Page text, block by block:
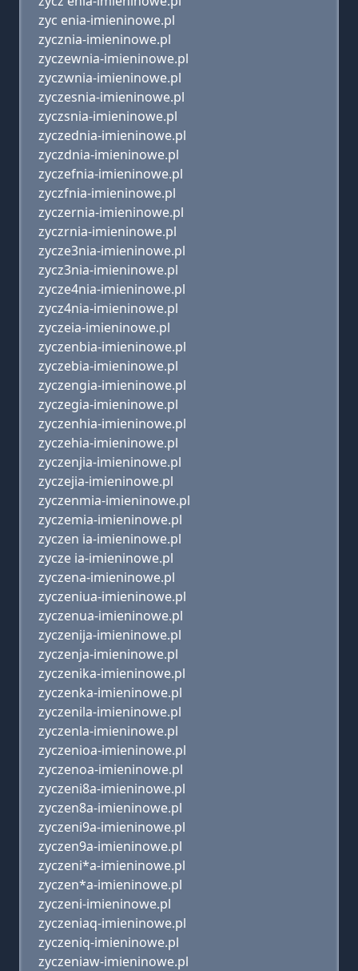
zyc enia-imieninowe.pl
zycznia-imieninowe.pl
zyczewnia-imieninowe.pl
zyczwnia-imieninowe.pl
zyczesnia-imieninowe.pl
zyczsnia-imieninowe.pl
zyczednia-imieninowe.pl
zyczdnia-imieninowe.pl
zyczefnia-imieninowe.pl
zyczfnia-imieninowe.pl
zyczernia-imieninowe.pl
zyczrnia-imieninowe.pl
zycze3nia-imieninowe.pl
zycz3nia-imieninowe.pl
zycze4nia-imieninowe.pl
zycz4nia-imieninowe.pl
zyczeia-imieninowe.pl
zyczenbia-imieninowe.pl
zyczebia-imieninowe.pl
zyczengia-imieninowe.pl
zyczegia-imieninowe.pl
zyczenhia-imieninowe.pl
zyczehia-imieninowe.pl
zyczenjia-imieninowe.pl
zyczejia-imieninowe.pl
zyczenmia-imieninowe.pl
zyczemia-imieninowe.pl
zyczen ia-imieninowe.pl
zycze ia-imieninowe.pl
zyczena-imieninowe.pl
zyczeniua-imieninowe.pl
zyczenua-imieninowe.pl
zyczenija-imieninowe.pl
zyczenja-imieninowe.pl
zyczenika-imieninowe.pl
zyczenka-imieninowe.pl
zyczenila-imieninowe.pl
zyczenla-imieninowe.pl
zyczenioa-imieninowe.pl
zyczenoa-imieninowe.pl
zyczeni8a-imieninowe.pl
zyczen8a-imieninowe.pl
zyczeni9a-imieninowe.pl
zyczen9a-imieninowe.pl
zyczeni*a-imieninowe.pl
zyczen*a-imieninowe.pl
zyczeni-imieninowe.pl
zyczeniaq-imieninowe.pl
zyczeniq-imieninowe.pl
zyczeniaw-imieninowe.pl